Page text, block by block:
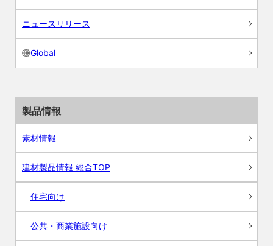
ニュースリリース
Global
製品情報
素材情報
建材製品情報 総合TOP
住宅向け
公共・商業施設向け